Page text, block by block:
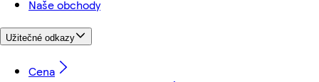
Naše obchody
Užitečné odkazy
Cena